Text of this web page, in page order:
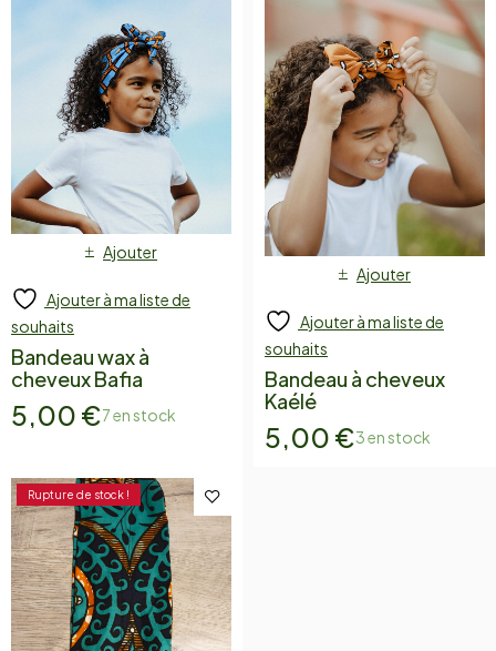
Ajouter
Ajouter à ma liste de
souhaits
Bandeau wax à
cheveux Bafia
5,00 €7 en stock
Ajouter
Ajouter à ma liste de
souhaits
Bandeau à cheveux
Kaélé
5,00 €3 en stock
Rupture de stock !